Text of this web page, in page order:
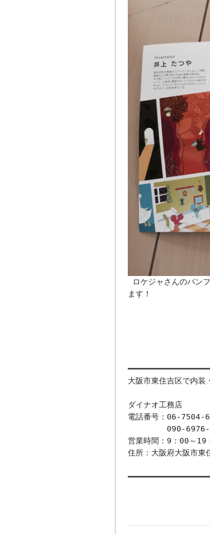
ロケジャさんのパン
ます！
大阪市東住吉区で内装
ダイナオ工務店
電話番号：06-7504-
090-6976-3858
営業時間：9：00～19
住所：大阪府大阪市